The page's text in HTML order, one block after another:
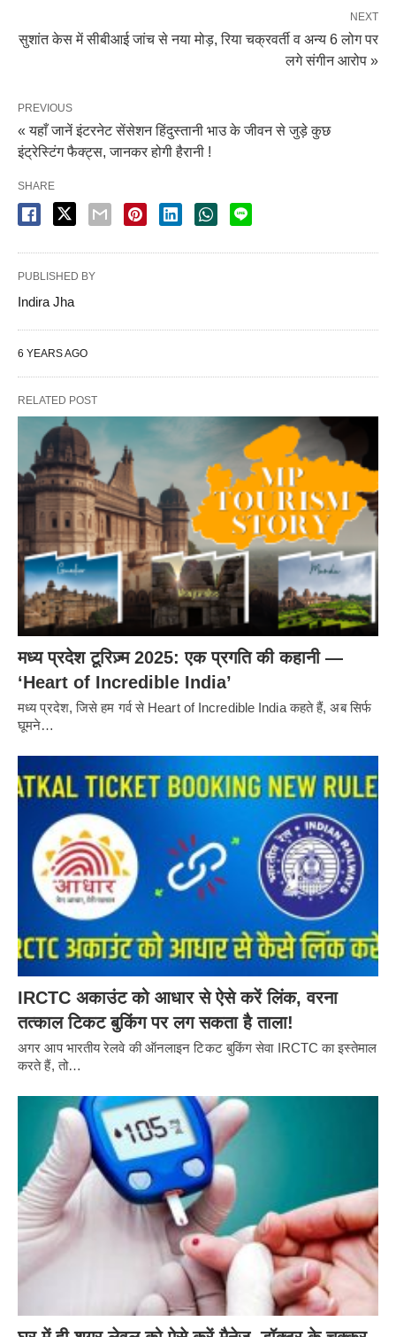
NEXT
सुशांत केस में सीबीआई जांच से नया मोड़, रिया चक्रवर्ती व अन्य 6 लोग पर
लगे संगीन आरोप »
PREVIOUS
« यहाँ जानें इंटरनेट सेंसेशन हिंदुस्तानी भाउ के जीवन से जुड़े कुछ
इंट्रेस्टिंग फैक्ट्स, जानकर होगी हैरानी !
SHARE
PUBLISHED BY
Indira Jha
6 YEARS AGO
RELATED POST
मध्य प्रदेश टूरिज़्म 2025: एक प्रगति की कहानी —
‘Heart of Incredible India’
मध्य प्रदेश, जिसे हम गर्व से Heart of Incredible India कहते हैं, अब सिर्फ
घूमने…
IRCTC अकाउंट को आधार से ऐसे करें लिंक, वरना
तत्काल टिकट बुकिंग पर लग सकता है ताला!
अगर आप भारतीय रेलवे की ऑनलाइन टिकट बुकिंग सेवा IRCTC का इस्तेमाल
करते हैं, तो…